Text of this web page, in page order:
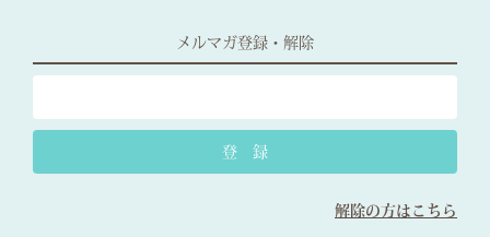
メルマガ登録・解除
解除の方はこちら